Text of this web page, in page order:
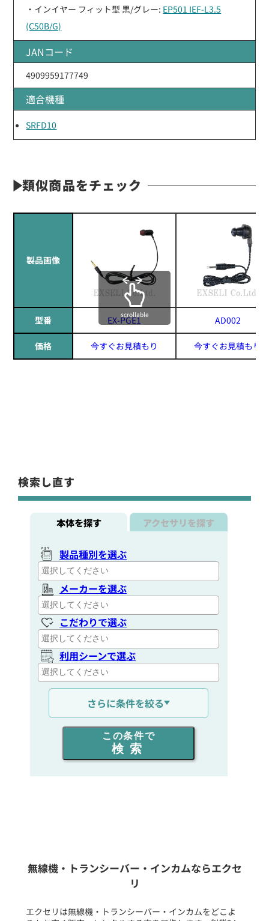
・インイヤー フィット型 黒/グレー: EP501 IEF-L3.5
(C50B/G)
JANコード
4909959177749
適合機種
SRFD10
類似商品をチェック
製品画像
型番 EX-PGE1 AD002
価格 今すぐお見積もり 今すぐお見積もり
scrollable
検索し直す
本体を探す アクセサリを探す
製品種別を選ぶ
メーカーを選ぶ
こだわりで選ぶ
利用シーンで選ぶ
通信距離を選ぶ
出力を選ぶ
同時通話人数を選ぶ
フリーワード入力(製品名等)
さらに条件を絞る
この条件で
検索
無線機・トランシーバー・インカムならエクセ
リ
エクセリは無線機・トランシーバー・インカムをどこよ